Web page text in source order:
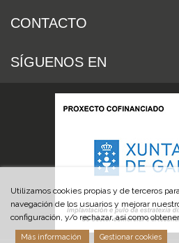
CONTACTO
SÍGUENOS EN
Utilizamos cookies propias y de terceros
navegación de los usuarios y mejorar
configuración, y/o rechazar, así como
Más información Gestionar cookies